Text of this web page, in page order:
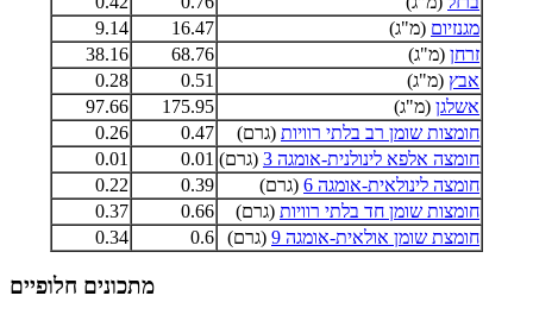
מגנזיום (מ"ג) 16.47
9.14
זרחן (מ"ג) 68.76
38.16
אבץ (מ"ג) 0.51
0.28
אשלגן (מ"ג) 175.95
97.66
חומצות שומן רב בלתי רוויות (גרם) 0.47
0.26
חומצה אלפא לינולנית-אומגה 3
(גרם) 0.01
0.01
חומצה לינולאית-אומגה 6
(גרם) 0.39
0.22
חומצות שומן חד בלתי רוויות (גרם) 0.66
0.37
חומצת שומן אולאית-אומגה 9
(גרם) 0.6
0.34
מתכונים חלופיים